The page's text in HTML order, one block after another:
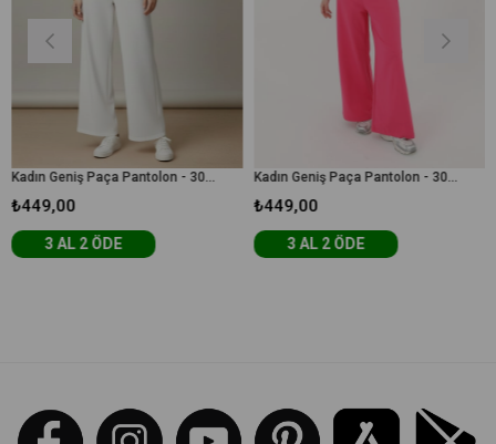
Kadın Geniş Paça Pantolon - 30007PNT - Ekru
3 AL 2 ÖDE
Kadın Geniş Paça Pantolon - 30007PNT - Fuşya
₺449,00
3 AL 2 ÖDE